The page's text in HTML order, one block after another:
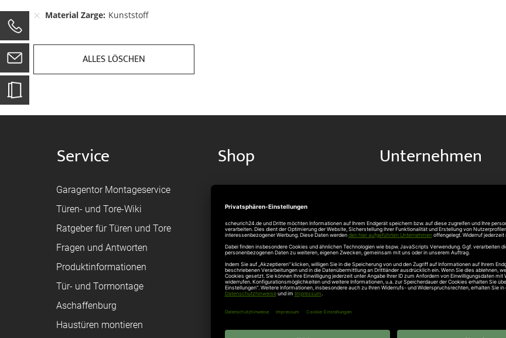
Material Zarge Kunststoff
ALLES LÖSCHEN
Service
Garagentor Montageservice
Türen- und Tore-Wiki
Ratgeber für Türen und Tore
Fragen und Antworten
Produktinformationen
Tür- und Tormontage
Aschaffenburg
Haustüren montieren
Shop
Zahlungsarten
Bestellvorgang
Registrieren
Federanfrage
Toraufmaß
Unternehmen
Hersteller
Hörmann Türen
Hörmann Sektionaltor